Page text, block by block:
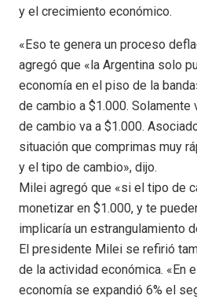
y el crecimiento económico.
«Eso te genera un proceso
agregó que «la Argentina solo
economía en el piso de la
de cambio a $1.000.
de cambio va a $1.000.
situación que comprimas muy
y el tipo de cambio», dijo.
Milei agregó que «si el tipo de
monetizar en $1.000, y te
implicaría un estrangulamiento
El presidente Milei se refirió
de la actividad económica. «En
economía se expandió 6% el